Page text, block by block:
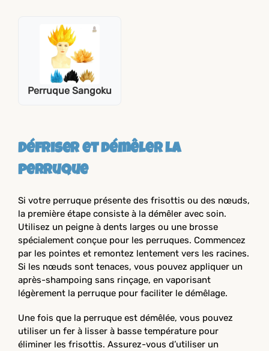
Perruque Sangoku
Défriser et démêler la
perruque
Si votre perruque présente des frisottis ou des nœuds,
la première étape consiste à la démêler avec soin.
Utilisez un peigne à dents larges ou une brosse
spécialement conçue pour les perruques. Commencez
par les pointes et remontez lentement vers les racines.
Si les nœuds sont tenaces, vous pouvez appliquer un
après-shampoing sans rinçage, en vaporisant
légèrement la perruque pour faciliter le démêlage.
Une fois que la perruque est démêlée, vous pouvez
utiliser un fer à lisser à basse température pour
éliminer les frisottis. Assurez-vous d’utiliser un